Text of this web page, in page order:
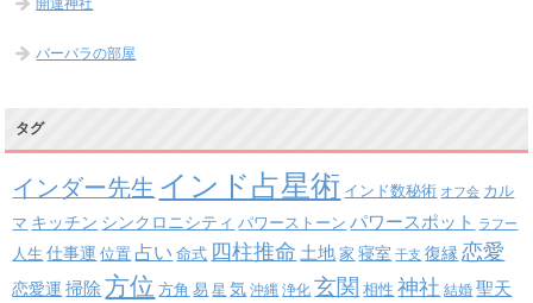
バーバラの部屋
タグ
インダー先生 インド占星術 インド数秘術 オフ会 カル
マ キッチン シンクロニシティ パワーストーン パワースポット ラフー
人生 仕事運 位置 占い 命式 四柱推命 土地 家 寝室 干支 復縁 恋愛
恋愛運 掃除 方位 方角 易 星 気 沖縄 浄化 玄関 相性 神社 結婚 聖天